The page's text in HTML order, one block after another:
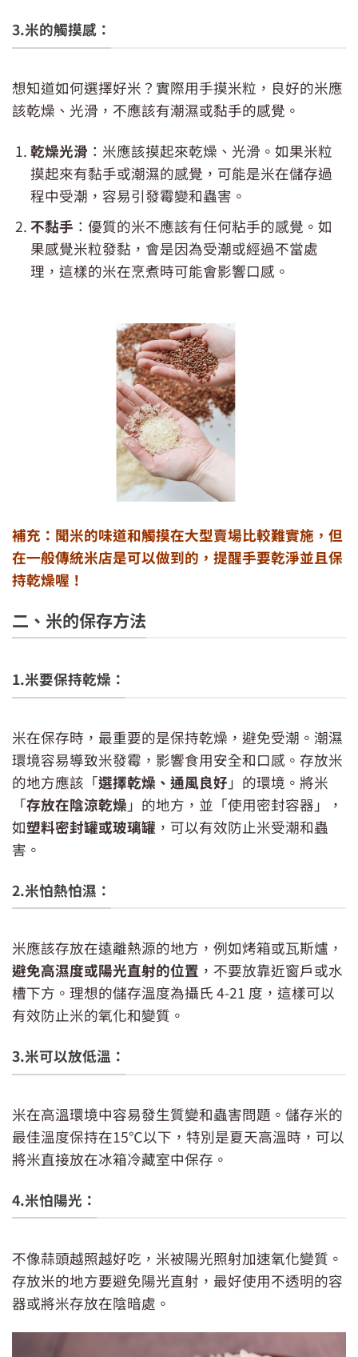
3.米的觸摸感：
想知道如何選擇好米？實際用手摸米粒，良好的米應
該乾燥、光滑，不應該有潮濕或黏手的感覺。
乾燥光滑 ：米應該摸起來乾燥、光滑。如果米粒
摸起來有黏手或潮濕的感覺，可能是米在儲存過
程中受潮，容易引發霉變和蟲害。
不黏手 ：優質的米不應該有任何粘手的感覺。如
果感覺米粒發黏，會是因為受潮或經過不當處
理，這樣的米在烹煮時可能會影響口感。
手摸米就知道品質
補充：聞米的味道和觸摸在大型賣場比較難實施，但
在一般傳統米店是可以做到的，提醒手要乾淨並且保
持乾燥喔！
二、米的保存方法
1.米要保持乾燥：
米在保存時，最重要的是保持乾燥，避免受潮。潮濕
環境容易導致米發霉，影響食用安全和口感。存放米
的地方應該「選擇乾燥、通風良好 」的環境。將米
「存放在陰涼乾燥 」的地方，並「使用密封容器」，
如塑料密封罐或玻璃罐 ，可以有效防止米受潮和蟲
害。
2.米怕熱怕濕：
米應該存放在遠離熱源的地方，例如烤箱或瓦斯爐，
避免高濕度或陽光直射的位置 ，不要放靠近窗戶或水
槽下方。理想的儲存溫度為攝氏 4-21 度，這樣可以
有效防止米的氧化和變質。
3.米可以放低溫：
米在高溫環境中容易發生質變和蟲害問題。儲存米的
最佳溫度保持在15℃以下，特別是夏天高溫時，可以
將米直接放在冰箱冷藏室中保存。
4.米怕陽光：
不像蒜頭越照越好吃，米被陽光照射加速氧化變質。
存放米的地方要避免陽光直射，最好使用不透明的容
器或將米存放在陰暗處。